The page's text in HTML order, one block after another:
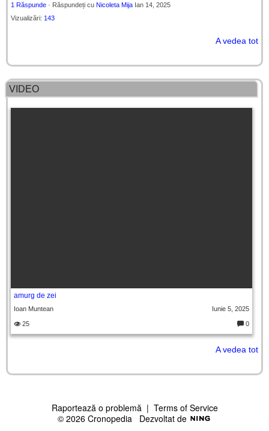
1 Răspunde · Răspundeți cu Nicoleta Mija Ian 14, 2025
Vizualizări: 143
A vedea tot
VIDEO
amurg de zei
Ioan Muntean Iunie 5, 2025
25
o
e
0
A vedea tot
Raportează o problemă| Terms of Service
© 2026 Cronopedia Dezvoltat de